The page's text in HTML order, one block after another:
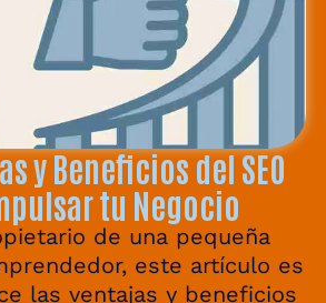
y Beneficios del SEO
tu Negocio
de una pequeña
este artículo es
las ventajas y beneficios